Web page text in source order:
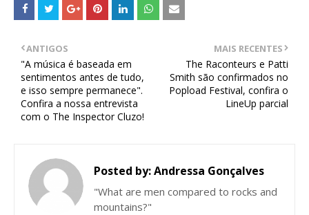
MAIS RECENTES
The Raconteurs e Patti
Smith são confirmados no
Popload Festival, confira o
LineUp parcial
ANTIGOS
"A música é baseada em
sentimentos antes de tudo,
e isso sempre permanece".
Confira a nossa entrevista
com o The Inspector Cluzo!
Posted by:Andressa Gonçalves
"What are men compared to rocks and
mountains?"